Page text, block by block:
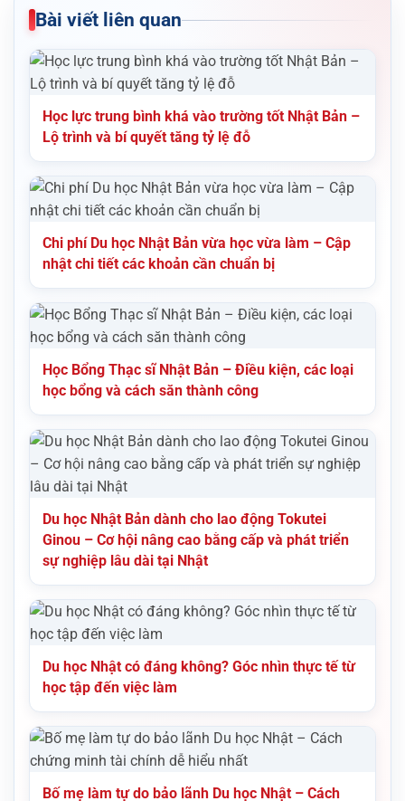
Bài viết liên quan
Học lực trung bình khá vào trường tốt Nhật Bản –
Lộ trình và bí quyết tăng tỷ lệ đỗ
Chi phí Du học Nhật Bản vừa học vừa làm – Cập
nhật chi tiết các khoản cần chuẩn bị
Học Bổng Thạc sĩ Nhật Bản – Điều kiện, các loại
học bổng và cách săn thành công
Du học Nhật Bản dành cho lao động Tokutei
Ginou – Cơ hội nâng cao bằng cấp và phát triển
sự nghiệp lâu dài tại Nhật
Du học Nhật có đáng không? Góc nhìn thực tế từ
học tập đến việc làm
Bố mẹ làm tự do bảo lãnh Du học Nhật – Cách